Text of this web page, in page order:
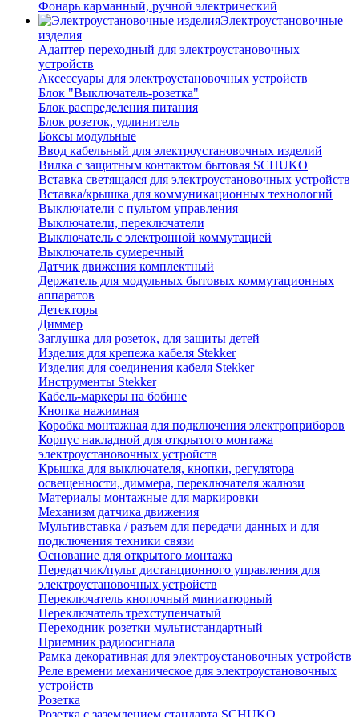
Фонарь карманный, ручной электрический
Электроустановочные
изделия
Адаптер переходный для электроустановочных
устройств
Аксессуары для электроустановочных устройств
Блок "Выключатель-розетка"
Блок распределения питания
Блок розеток, удлинитель
Боксы модульные
Ввод кабельный для электроустановочных изделий
Вилка с защитным контактом бытовая SCHUKO
Вставка светящаяся для электроустановочных устройств
Вставка/крышка для коммуникационных технологий
Выключатели с пультом управления
Выключатели, переключатели
Выключатель с электронной коммутацией
Выключатель сумеречный
Датчик движения комплектный
Держатель для модульных бытовых коммутационных
аппаратов
Детекторы
Диммер
Заглушка для розеток, для защиты детей
Изделия для крепежа кабеля Stekker
Изделия для соединения кабеля Stekker
Инструменты Stekker
Кабель-маркеры на бобине
Кнопка нажимная
Коробка монтажная для подключения электроприборов
Корпус накладной для открытого монтажа
электроустановочных устройств
Крышка для выключателя, кнопки, регулятора
освещенности, диммера, переключателя жалюзи
Материалы монтажные для маркировки
Механизм датчика движения
Мультивставка / разъем для передачи данных и для
подключения техники связи
Основание для открытого монтажа
Передатчик/пульт дистанционного управления для
электроустановочных устройств
Переключатель кнопочный миниатюрный
Переключатель трехступенчатый
Переходник розетки мультистандартный
Приемник радиосигнала
Рамка декоративная для электроустановочных устройств
Реле времени механическое для электроустановочных
устройств
Розетка
Розетка с заземлением стандарта SCHUKO